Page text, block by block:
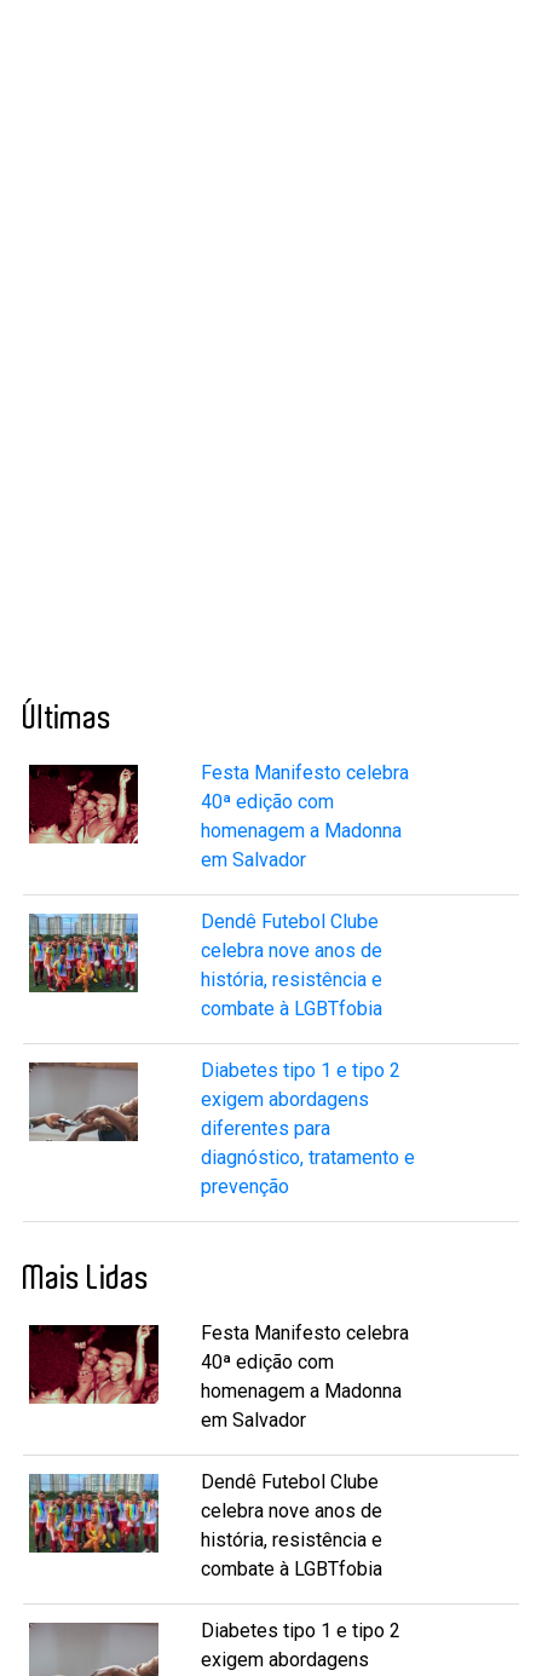
Últimas
Festa Manifesto celebra
40ª edição com
homenagem a Madonna
em Salvador
Dendê Futebol Clube
celebra nove anos de
história, resistência e
combate à LGBTfobia
Diabetes tipo 1 e tipo 2
exigem abordagens
diferentes para
diagnóstico, tratamento e
prevenção
Mais Lidas
Festa Manifesto celebra
40ª edição com
homenagem a Madonna
em Salvador
Dendê Futebol Clube
celebra nove anos de
história, resistência e
combate à LGBTfobia
Diabetes tipo 1 e tipo 2
exigem abordagens